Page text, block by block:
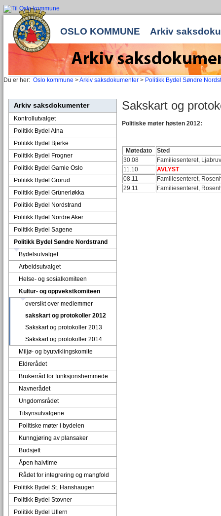
OSLO KOMMUNE Arkiv
Du er her: Oslo kommune >Arkiv saksdokumenter > Politikk Bydel Søndre
Arkiv saksdokumenter
Kontrollutvalget
Politikk Bydel Alna
Politikk Bydel Bjerke
Politikk Bydel Frogner
Politikk Bydel Gamle Oslo
Politikk Bydel Grorud
Politikk Bydel Grünerløkka
Politikk Bydel Nordstrand
Politikk Bydel Nordre Aker
Politikk Bydel Sagene
Politikk Bydel Søndre Nordstrand
Bydelsutvalget
Arbeidsutvalget
Helse- og sosialkomiteen
Kultur- og oppvekstkomiteen
oversikt over medlemmer
sakskart og protokoller 2012
Sakskart og protokoller 2013
Sakskart og protokoller 2014
Miljø- og byutviklingskomite
Eldrerådet
Brukerråd for funksjonshemmede
Navnerådet
Ungdomsrådet
Tilsynsutvalgene
Politiske møter i bydelen
Kunngjøring av plansaker
Budsjett
Åpen halvtime
Rådet for integrering og mangfold
Politikk Bydel St. Hanshaugen
Politikk Bydel Stovner
Politikk Bydel Ullern
Sakskart og
Politiske møter høsten 2012:
Møtedato
Sted
30.08
Familiesenteret,
11.10
AVLYST
08.11
Familiesenteret,
29.11
Familiesenteret,